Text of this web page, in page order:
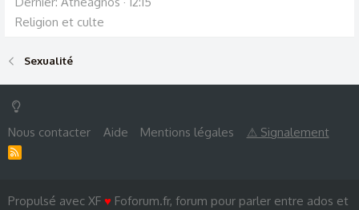
Religion et culte
Sexualité
Nous contacter Aide Mentions légales ⚠ Signalement
Propulsé avec XF ♥ Foforum.fr, forum pour parler entre ados et